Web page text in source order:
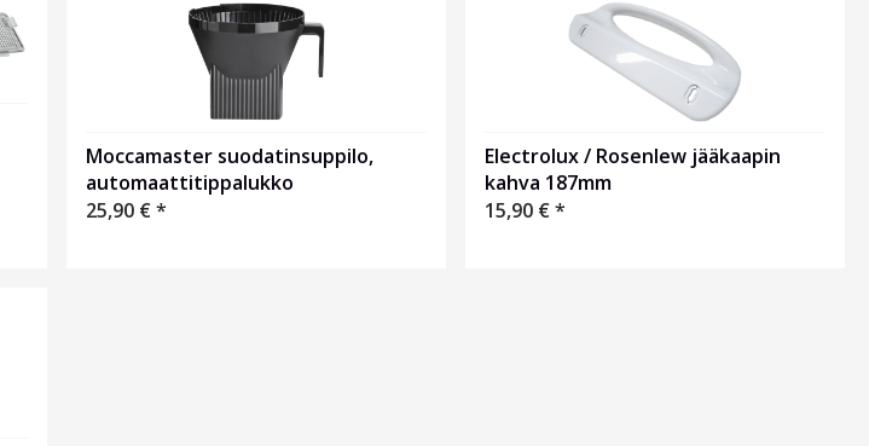
Moccamaster suodatinsuppilo,
automaattitippalukko
25,90 €*
Electrolux / Rosenlew jääkaapin
kahva 187mm
15,90 €*